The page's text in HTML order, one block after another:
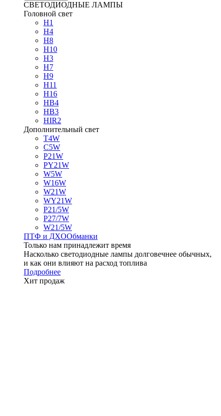
СВЕТОДИОДНЫЕ ЛАМПЫ
Головной свет
H1
H4
H8
H10
H3
H7
H9
H11
H16
HB4
HB3
HIR2
Дополнительный свет
T4W
C5W
P21W
PY21W
W5W
W16W
W21W
WY21W
P21/5W
P27/7W
W21/5W
ПТФ и ДXООбманки
Только нам принадлежит время
Насколько светодиодные лампы долговечнее обычных,
и как они влияют на расход топлива
Подробнее
Хит продаж